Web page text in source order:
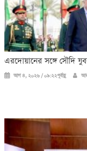
এরদোয়ানের সঙ্গে সৌদি
আগ ৪, ২০২৬ / ০৯:২২পূর্বাহ্ণ